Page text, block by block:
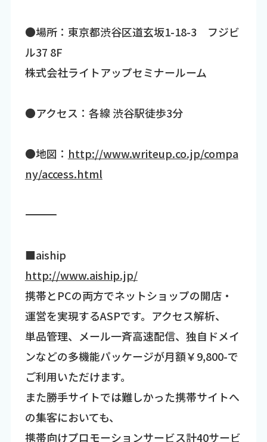
●場所：東京都渋谷区道玄坂1-18-3 フジビ
ル37 8F
株式会社ライトアップセミナールーム
●アクセス：各線 渋谷駅徒歩3分
●地図： http://www.writeup.co.jp/compa
ny/access.html
―――――――――――――――――――――――――――――――――――
■aiship
http://www.aiship.jp/
携帯とPCの両方でネットショップの開店・
運営を実現するASPです。アクセス解析、
単品管理、メール一斉高速配信、独自ドメイ
ンなどの多機能パッケージが月額￥9,800-で
ご利用いただけます。
また勝手サイトでは難しかった携帯サイトへ
の集客においても、
携帯向けプロモーションサービス計40サービ